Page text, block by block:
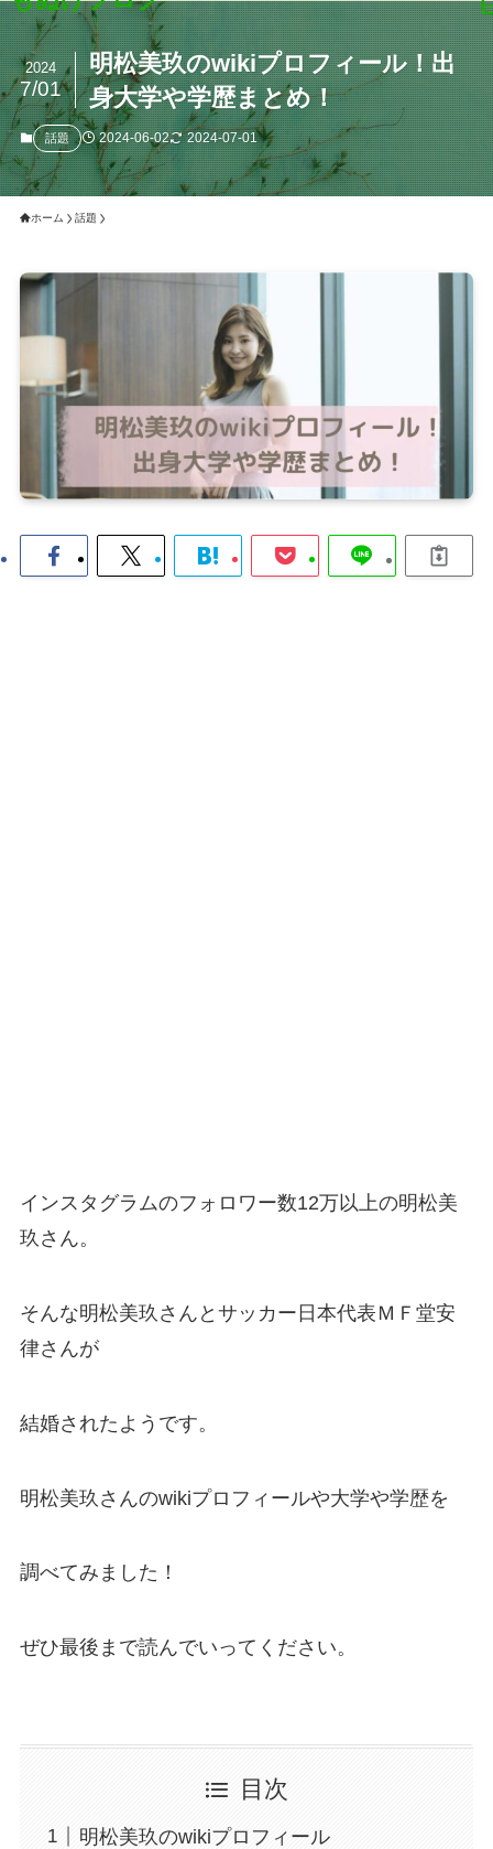
明松美玖のwikiプロフィール！出
身大学や学歴まとめ！
2024
7/01
話題 2024-06-02 2024-07-01
ホーム 話題
インスタグラムのフォロワー数12万以上の明松美
玖さん。
そんな明松美玖さんとサッカー日本代表ＭＦ堂安
律さんが
結婚されたようです。
明松美玖さんのwikiプロフィールや大学や学歴を
調べてみました！
ぜひ最後まで読んでいってください。
目次
明松美玖のwikiプロフィール